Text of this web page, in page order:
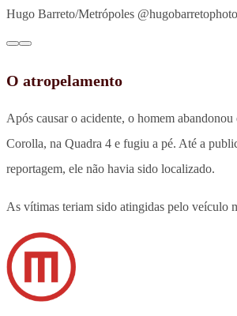
Hugo Barreto/Metrópoles @hugobarretophoto
O atropelamento
Após causar o acidente, o homem
Corolla, na Quadra 4 e fugiu a pé. Até a
reportagem, ele não havia sido localizado.
As vítimas teriam sido atingidas pelo veículo